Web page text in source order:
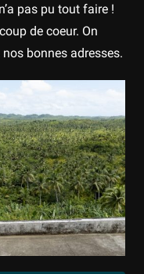
pas pu tout faire !
de coeur. On
bonnes adresses.